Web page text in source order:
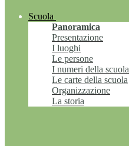
Scuola
Panoramica
Presentazione
I luoghi
Le persone
I numeri della scuola
Le carte della scuola
Organizzazione
La storia